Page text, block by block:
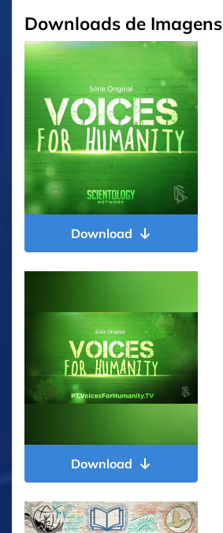
Downloads de Imagens
Download
Download